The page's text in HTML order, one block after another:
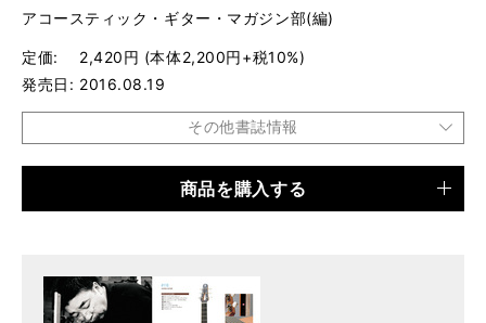
アコースティック・ギター・マガジン部(編)
定価
2,420円 (本体2,200円+税10%)
発売日
2016.08.19
その他書誌情報
商品を購入する